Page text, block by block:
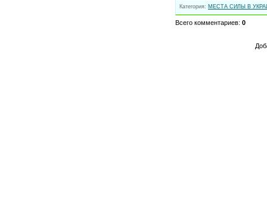
Категория: МЕСТА СИЛЫ В
Всего комментариев: 0